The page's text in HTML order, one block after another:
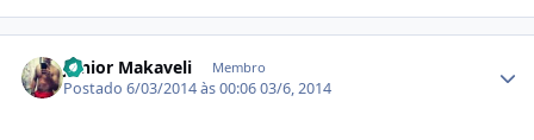
Junior Makaveli Membro
Postado6/03/2014 às 00:0603/6, 2014